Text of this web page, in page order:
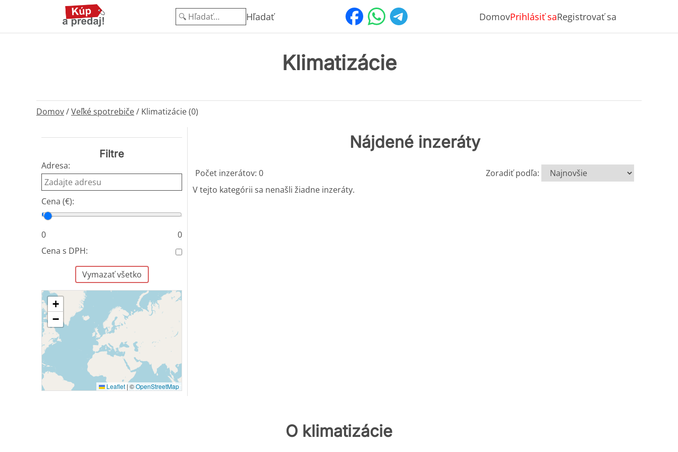
Hľadať DomovPrihlásiť saRegistrovať sa
Klimatizácie
Domov/Veľké spotrebiče/ Klimatizácie (0)
Filtre
Adresa:
Cena (€):
Cena od
Cena do
0
0
Cena s DPH:
Vymazať všetko
+
−
Leaflet | ©OpenStreetMap
Nájdené inzeráty
Počet inzerátov: 0
Zoradiť podľa:
V tejto kategórii sa nenašli žiadne inzeráty.
O klimatizácie